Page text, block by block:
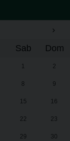
›
Sab Dom
1 2
8 9
15 16
22 23
29 30